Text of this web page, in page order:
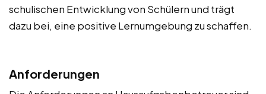
schulischen Entwicklung von Schülern und trägt
dazu bei, eine positive Lernumgebung zu schaffen.
Anforderungen